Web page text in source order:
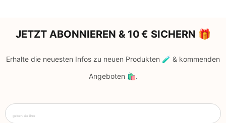
JETZT ABONNIEREN & 10 € SICHERN 🎁
Erhalte die neuesten Infos zu neuen Produkten 🧪 & kommenden
Angeboten 🛍️.
geben sie ihre